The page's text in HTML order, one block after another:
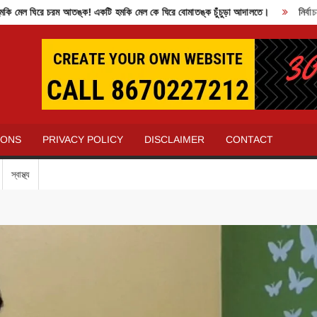
ঘিরে চরম আতঙ্ক! একটি হমকি মেল কে ঘিরে বোমাতঙ্ক চুঁচুড়া আদালতে। নির্বাচন
PRIVACY POLICY DISCLAIMER CONTACT
স্বাস্থ্য